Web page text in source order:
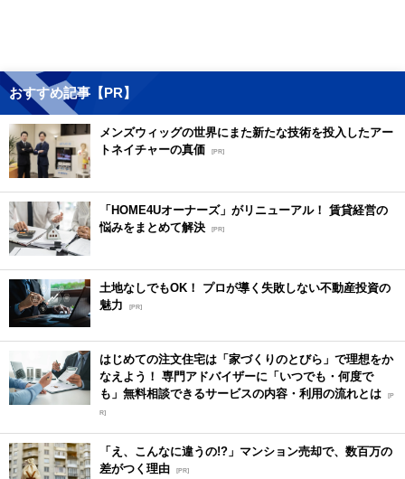
おすすめ記事【PR】
メンズウィッグの世界にまた新たな技術を投入したアー
トネイチャーの真価 [PR]
「HOME4Uオーナーズ」がリニューアル！ 賃貸経営の
悩みをまとめて解決 [PR]
土地なしでもOK！ プロが導く失敗しない不動産投資の
魅力
[PR]
はじめての注文住宅は「家づくりのとびら」で理想をか
なえよう！ 専門アドバイザーに「いつでも・何度で
も」無料相談できるサービスの内容・利用の流れとは [P
R]
「え、こんなに違うの!?」マンション売却で、数百万の
差がつく理由 [PR]